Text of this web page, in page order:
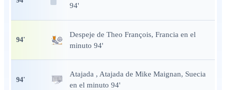
94'
94'
Despeje de Theo François, Francia en el
minuto 94'
94'
Atajada , Atajada de Mike Maignan, Suecia
en el minuto 94'